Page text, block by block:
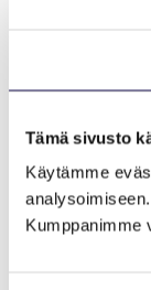
Tämä sivusto
Käytämme
Kumppanimme